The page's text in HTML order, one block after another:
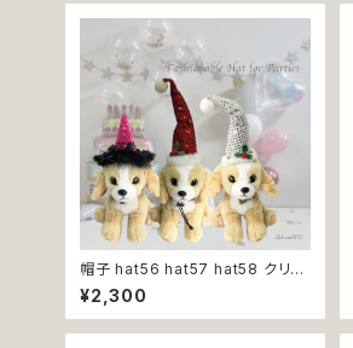
帽子 hat56 hat57 hat58 クリス
マス レッド ピンク シルバー とんが
り帽子 パーティー 小物 アクセサリ
ー フォーマル おしゃれ 上品 犬 犬
¥2,300